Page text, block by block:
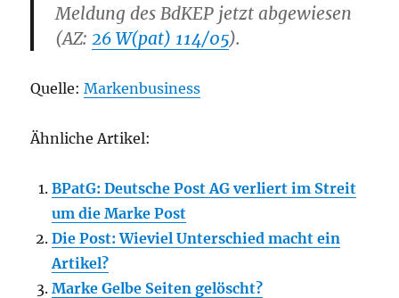
Meldung des BdKEP jetzt abgewiesen
(AZ:26 W(pat) 114/05).
Quelle:Markenbusiness
Ähnliche Artikel:
BPatG: Deutsche Post AG verliert im Streit
um die Marke Post
Die Post: Wieviel Unterschied macht ein
Artikel?
Marke Gelbe Seiten gelöscht?